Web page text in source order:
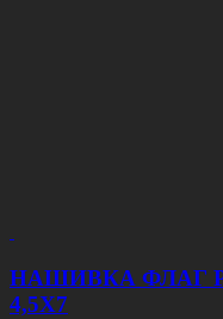
НАШИВКА ФЛАГ
4,5Х7